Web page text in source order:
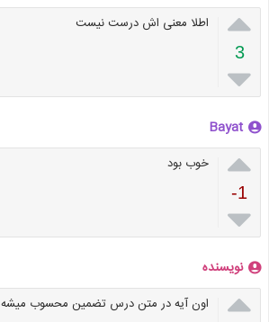

3

اطلا معنی اش درست نیست
Bayat

-1

خوب بود
نویسنده
 اون آیه در متن درس تضمین محسوب میشه